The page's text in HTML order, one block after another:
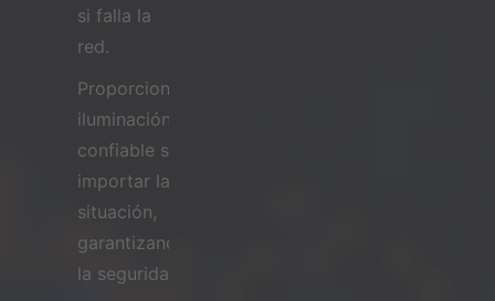
si falla la
red.
Proporcionar
iluminación
confiable sin
importar la
situación,
garantizando
la seguridad